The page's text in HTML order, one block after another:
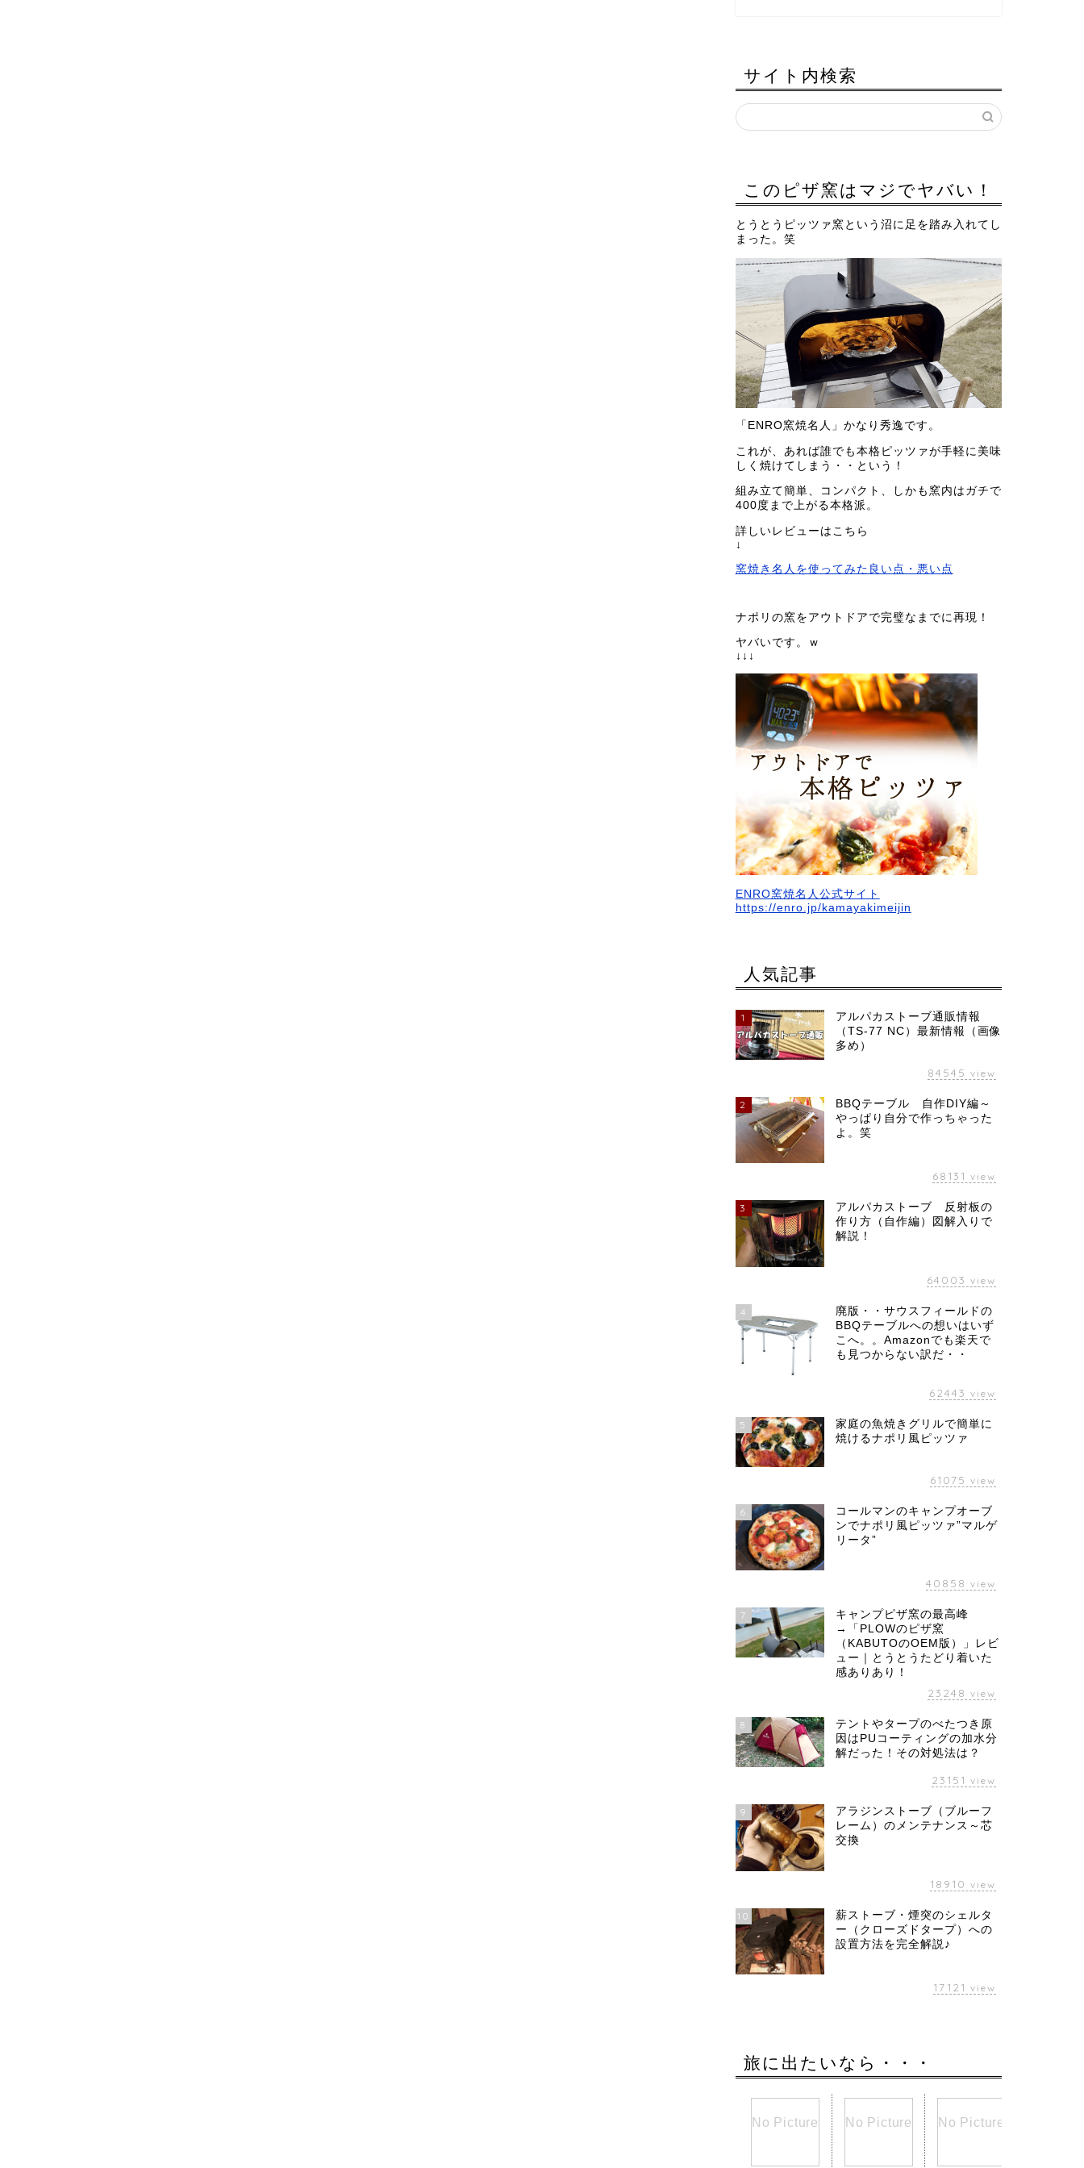
サイト内検索
このピザ窯はマジでヤバい！
とうとうピッツァ窯という沼に足を踏み入れてし
まった。笑
「ENRO窯焼名人」かなり秀逸です。
これが、あれば誰でも本格ピッツァが手軽に美味
しく焼けてしまう・・という！
組み立て簡単、コンパクト、しかも窯内はガチで
400度まで上がる本格派。
詳しいレビューはこちら
↓
窯焼き名人を使ってみた良い点・悪い点
ナポリの窯をアウトドアで完璧なまでに再現！
ヤバいです。ｗ
↓↓↓
ENRO窯焼名人公式サイト
https://enro.jp/kamayakimeijin
人気記事
1
アルパカストーブ通販情報
（TS-77 NC）最新情報（画像
多め）
84545 view
2
BBQテーブル 自作DIY編～
やっぱり自分で作っちゃった
よ。笑
68131 view
3
アルパカストーブ 反射板の
作り方（自作編）図解入りで
解説！
64003 view
4
廃版・・サウスフィールドの
BBQテーブルへの想いはいず
こへ。。Amazonでも楽天で
も見つからない訳だ・・
62443 view
5
家庭の魚焼きグリルで簡単に
焼けるナポリ風ピッツァ
61075 view
6
コールマンのキャンプオーブ
ンでナポリ風ピッツァ”マルゲ
リータ”
40858 view
7
キャンプピザ窯の最高峰
→「PLOWのピザ窯
（KABUTOのOEM版）」レビ
ュー｜とうとうたどり着いた
感ありあり！
23248 view
8
テントやタープのべたつき原
因はPUコーティングの加水分
解だった！その対処法は？
23151 view
9
アラジンストーブ（ブルーフ
レーム）のメンテナンス～芯
交換
18910 view
10
薪ストーブ・煙突のシェルタ
ー（クローズドタープ）への
設置方法を完全解説♪
17121 view
旅に出たいなら・・・